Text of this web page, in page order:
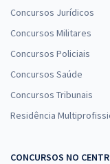
Concursos Jurídicos
Concursos Militares
Concursos Policiais
Concursos Saúde
Concursos Tribunais
Residência
CONCURSOS NO